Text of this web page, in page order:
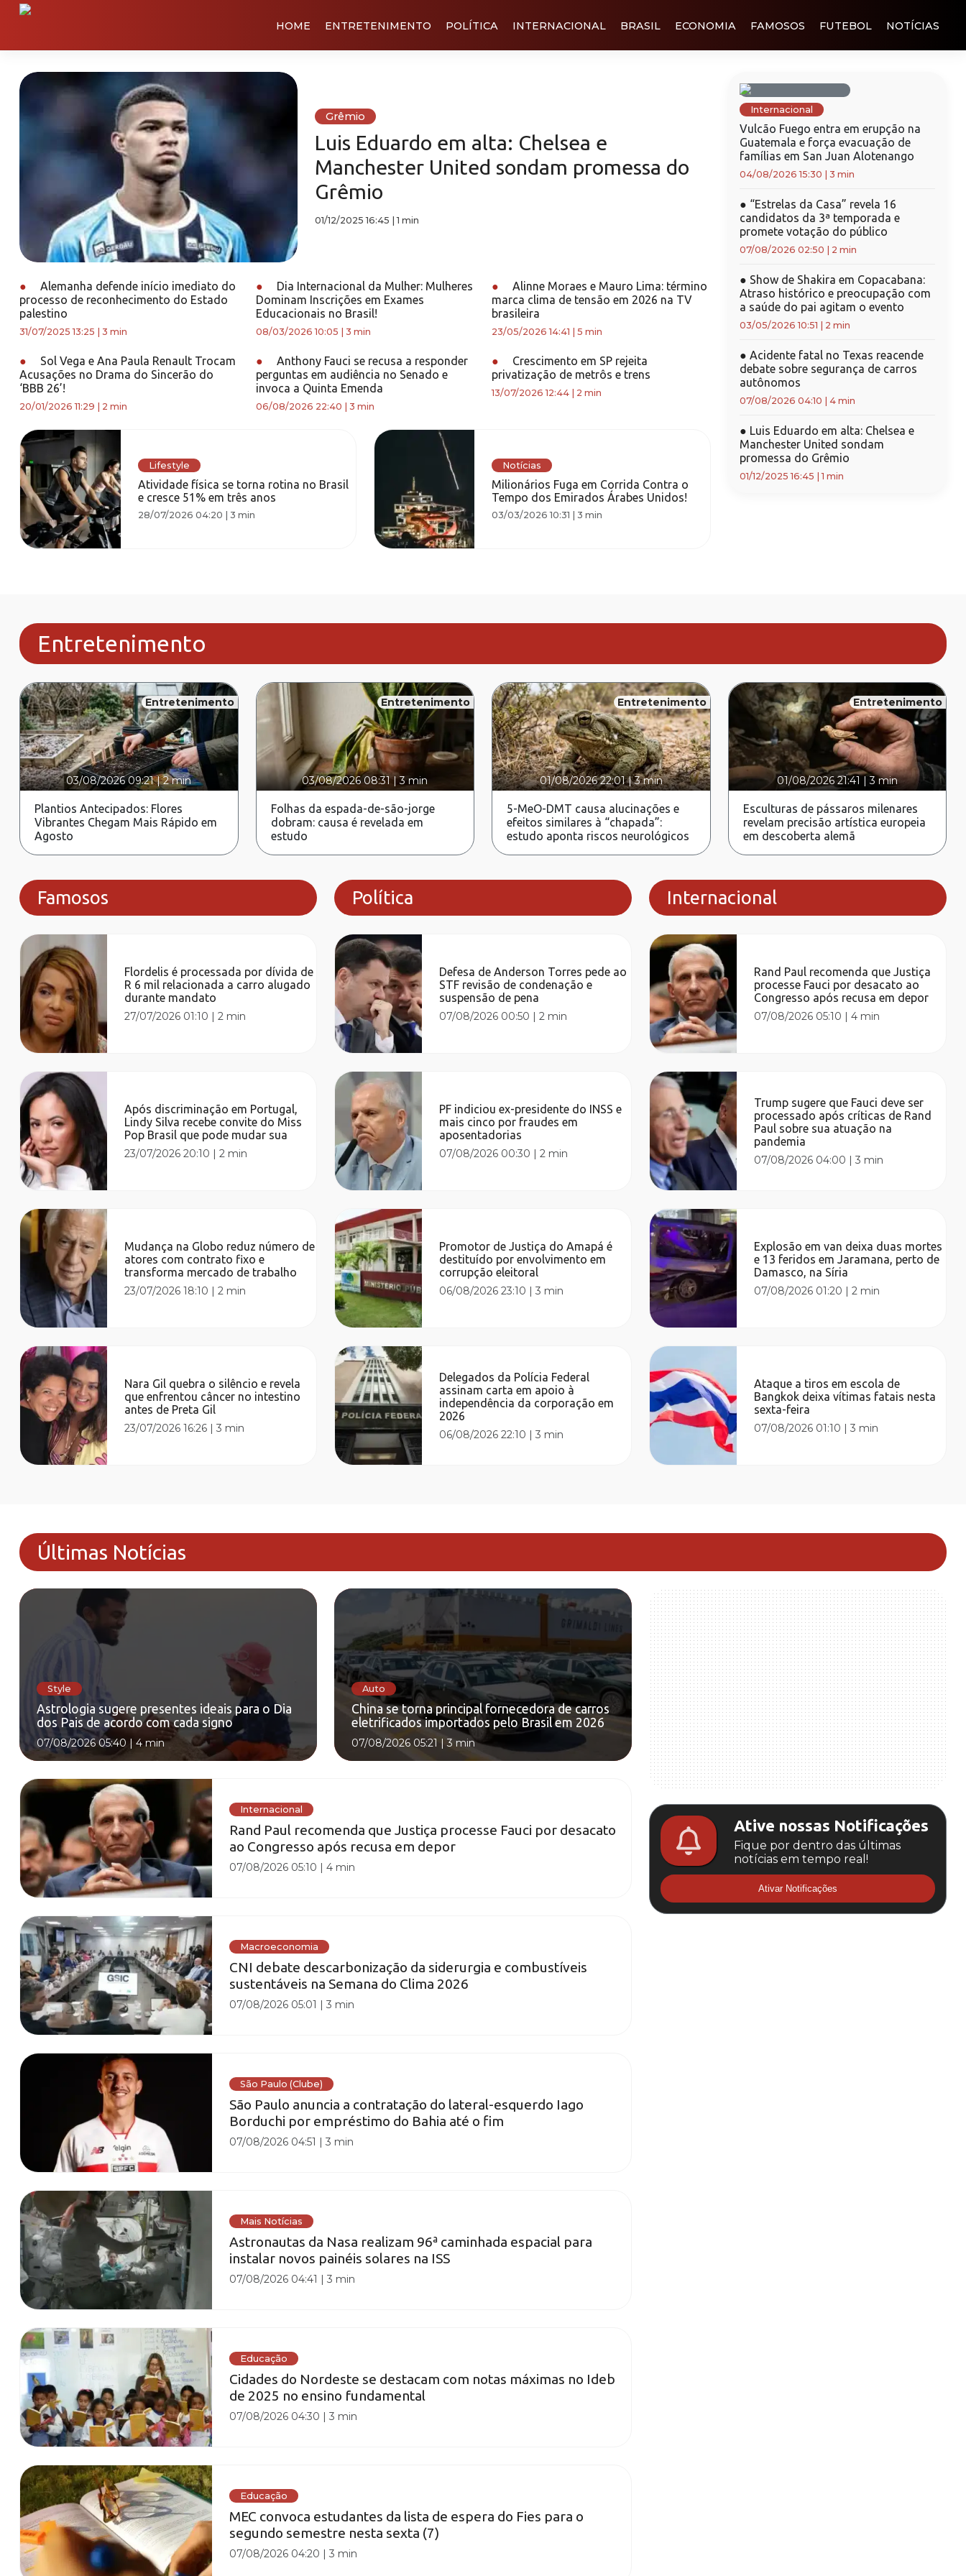
HOME ENTRETENIMENTO POLÍTICA INTERNACIONAL BRASIL ECONOMIA FAMOSOS FUTEBOL NOTÍCIAS
Grêmio
Luis Eduardo em alta: Chelsea e
Manchester United sondam promessa do
Grêmio
01/12/2025 16:45 |1 min
●
Alemanha defende início imediato do
processo de reconhecimento do Estado
palestino
31/07/2025 13:25 3 min
●
Dia Internacional da Mulher: Mulheres
Dominam Inscrições em Exames
Educacionais no Brasil!
08/03/2026 10:05 3 min
●
Alinne Moraes e Mauro Lima: término
marca clima de tensão em 2026 na TV
brasileira
23/05/2026 14:41 5 min
●
Sol Vega e Ana Paula Renault Trocam
Acusações no Drama do Sincerão do
‘BBB 26’!
20/01/2026 11:29 2 min
●
Anthony Fauci se recusa a responder
perguntas em audiência no Senado e
invoca a Quinta Emenda
06/08/2026 22:40 3 min
●
Crescimento em SP rejeita
privatização de metrôs e trens
13/07/2026 12:44 2 min
Lifestyle
Atividade física se torna rotina no Brasil
e cresce 51% em três anos
28/07/2026 04:20 | 3 min
Notícias
Milionários Fuga em Corrida Contra o
Tempo dos Emirados Árabes Unidos!
03/03/2026 10:31 |3 min
Internacional
Vulcão Fuego entra em erupção na
Guatemala e força evacuação de
famílias em San Juan Alotenango
04/08/2026 15:30 3 min
● “Estrelas da Casa” revela 16
candidatos da 3ª temporada e
promete votação do público
07/08/2026 02:50 2 min
● Show de Shakira em Copacabana:
Atraso histórico e preocupação com
a saúde do pai agitam o evento
03/05/2026 10:51 2 min
● Acidente fatal no Texas reacende
debate sobre segurança de carros
autônomos
07/08/2026 04:10 4 min
● Luis Eduardo em alta: Chelsea e
Manchester United sondam
promessa do Grêmio
01/12/2025 16:45 |1 min
Entretenimento
Entretenimento
03/08/2026 09:21|2 min
Plantios Antecipados: Flores
Vibrantes Chegam Mais Rápido em
Agosto
Entretenimento
03/08/2026 08:31|3 min
Folhas da espada-de-são-jorge
dobram: causa é revelada em
estudo
Entretenimento
01/08/2026 22:01|3 min
5-MeO-DMT causa alucinações e
efeitos similares à “chapada”:
estudo aponta riscos neurológicos
Entretenimento
01/08/2026 21:41 |3 min
Esculturas de pássaros milenares
revelam precisão artística europeia
em descoberta alemã
Famosos
Flordelis é processada por dívida de
R 6 mil relacionada a carro alugado
durante mandato
27/07/2026 01:10 |2 min
Após discriminação em Portugal,
Lindy Silva recebe convite do Miss
Pop Brasil que pode mudar sua
23/07/2026 20:10 |2 min
Mudança na Globo reduz número de
atores com contrato fixo e
transforma mercado de trabalho
23/07/2026 18:10 |2 min
Nara Gil quebra o silêncio e revela
que enfrentou câncer no intestino
antes de Preta Gil
23/07/2026 16:26 |3 min
Política
Defesa de Anderson Torres pede ao
STF revisão de condenação e
suspensão de pena
07/08/2026 00:50 |2 min
PF indiciou ex-presidente do INSS e
mais cinco por fraudes em
aposentadorias
07/08/2026 00:30 |2 min
Promotor de Justiça do Amapá é
destituído por envolvimento em
corrupção eleitoral
06/08/2026 23:10 |3 min
Delegados da Polícia Federal
assinam carta em apoio à
independência da corporação em
2026
06/08/2026 22:10 |3 min
Internacional
Rand Paul recomenda que Justiça
processe Fauci por desacato ao
Congresso após recusa em depor
07/08/2026 05:10 |4 min
Trump sugere que Fauci deve ser
processado após críticas de Rand
Paul sobre sua atuação na
pandemia
07/08/2026 04:00 |3 min
Explosão em van deixa duas mortes
e 13 feridos em Jaramana, perto de
Damasco, na Síria
07/08/2026 01:20 |2 min
Ataque a tiros em escola de
Bangkok deixa vítimas fatais nesta
sexta-feira
07/08/2026 01:10 |3 min
Últimas Notícias
Style
Astrologia sugere presentes ideais para o Dia
dos Pais de acordo com cada signo
07/08/2026 05:40 | 4 min
Auto
China se torna principal fornecedora de carros
eletrificados importados pelo Brasil em 2026
07/08/2026 05:21 |3 min
Internacional
Rand Paul recomenda que Justiça processe Fauci por desacato
ao Congresso após recusa em depor
07/08/2026 05:10 |4 min
Macroeconomia
CNI debate descarbonização da siderurgia e combustíveis
sustentáveis na Semana do Clima 2026
07/08/2026 05:01 |3 min
São Paulo (Clube)
São Paulo anuncia a contratação do lateral-esquerdo Iago
Borduchi por empréstimo do Bahia até o fim
07/08/2026 04:51 |3 min
Mais Notícias
Astronautas da Nasa realizam 96ª caminhada espacial para
instalar novos painéis solares na ISS
07/08/2026 04:41 |3 min
Educação
Cidades do Nordeste se destacam com notas máximas no Ideb
de 2025 no ensino fundamental
07/08/2026 04:30 |3 min
Educação
MEC convoca estudantes da lista de espera do Fies para o
segundo semestre nesta sexta (7)
07/08/2026 04:20 |3 min
Ative nossas Notificações
Fique por dentro das últimas
notícias em tempo real!
Ativar Notificações